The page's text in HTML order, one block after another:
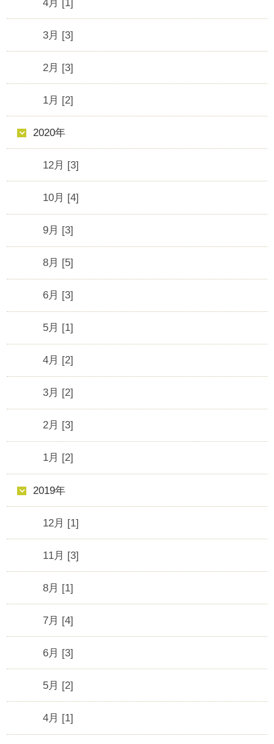
4月 [1]
3月 [3]
2月 [3]
1月 [2]
2020年
12月 [3]
10月 [4]
9月 [3]
8月 [5]
6月 [3]
5月 [1]
4月 [2]
3月 [2]
2月 [3]
1月 [2]
2019年
12月 [1]
11月 [3]
8月 [1]
7月 [4]
6月 [3]
5月 [2]
4月 [1]